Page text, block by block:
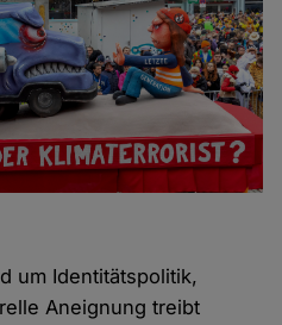
um Identitätspolitik,
Aneignung treibt